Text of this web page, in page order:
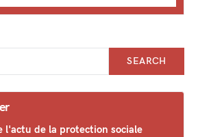
SEARCH
l'actu de la protection sociale